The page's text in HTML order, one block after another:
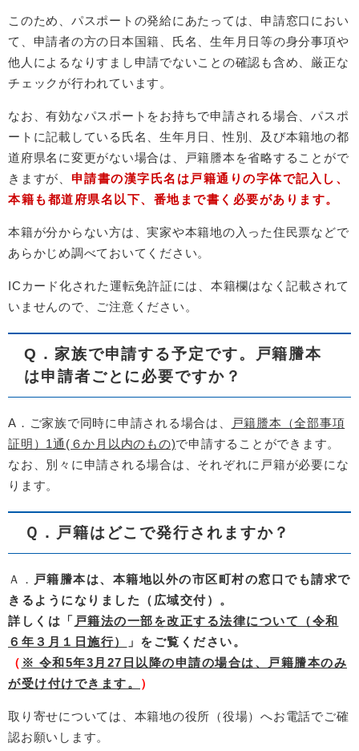
このため、パスポートの発給にあたっては、申請窓口におい
て、申請者の方の日本国籍、氏名、生年月日等の身分事項や
他人によるなりすまし申請でないことの確認も含め、厳正な
チェックが行われています。
なお、有効なパスポートをお持ちで申請される場合、パスポ
ートに記載している氏名、生年月日、性別、及び本籍地の都
道府県名に変更がない場合は、戸籍謄本を省略することがで
きますが、 申請書の漢字氏名は戸籍通りの字体で記入し、
本籍も都道府県名以下、番地まで書く必要があります。
本籍が分からない方は、実家や本籍地の入った住民票などで
あらかじめ調べておいてください。
ICカード化された運転免許証には、本籍欄はなく記載されて
いませんので、ご注意ください。
Q．家族で申請する予定です。戸籍謄本
は申請者ごとに必要ですか？
A．ご家族で同時に申請される場合は、
戸籍謄本（全部事項
証明）1通(６か月以内のもの)で申請することができます。
なお、別々に申請される場合は、それぞれに戸籍が必要にな
ります。
Ｑ．戸籍はどこで発行されますか？
Ａ． 戸籍謄本は、本籍地以外の市区町村の窓口でも請求で
きるようになりました（広域交付）。
詳しくは「 戸籍法の一部を改正する法律について（令和
６年３月１日施行）
」をご覧ください。
（ ※ 令和5年3月27日以降の申請の場合は、戸籍謄本のみ
が受け付けできます。
）
取り寄せについては、本籍地の役所（役場）へお電話でご確
認お願いします。